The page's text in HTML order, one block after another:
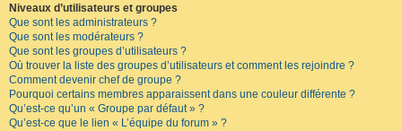
Niveaux d’utilisateurs et groupes
Que sont les administrateurs ?
Que sont les modérateurs ?
Que sont les groupes d’utilisateurs ?
Où trouver la liste des groupes d’utilisateurs et comment les rejoindre ?
Comment devenir chef de groupe ?
Pourquoi certains membres apparaissent dans une couleur différente ?
Qu’est-ce qu’un « Groupe par défaut » ?
Qu’est-ce que le lien « L’équipe du forum » ?